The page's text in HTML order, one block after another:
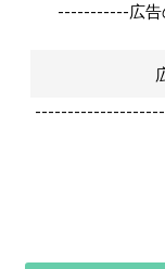
-----------広告